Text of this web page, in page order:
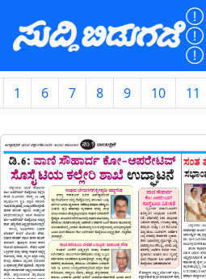



1 6 7 8 9 10 11